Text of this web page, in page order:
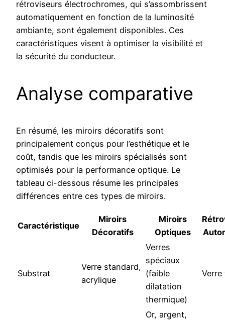
rétroviseurs électrochromes, qui s’assombrissent
automatiquement en fonction de la luminosité
ambiante, sont également disponibles. Ces
caractéristiques visent à optimiser la visibilité et
la sécurité du conducteur.
Analyse comparative
En résumé, les miroirs décoratifs sont
principalement conçus pour l’esthétique et le
coût, tandis que les miroirs spécialisés sont
optimisés pour la performance optique. Le
tableau ci-dessous résume les principales
différences entre ces types de miroirs.
Caractéristique
Miroirs
Décoratifs
Miroirs
Optiques
Substrat
Verre standard,
acrylique
Verres
spéciaux
(faible
dilatation
thermique)
Verre
Or, argent,